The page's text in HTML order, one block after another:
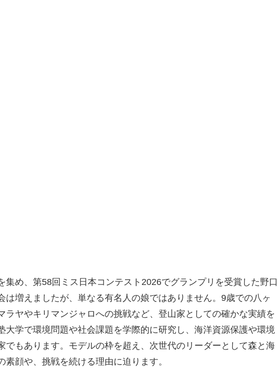
集め、第58回ミス日本コンテスト2026でグランプリを受賞した野口
は増えましたが、単なる有名人の娘ではありません。9歳での八ヶ
ラヤやキリマンジャロへの挑戦など、登山家としての確かな実績を
大学で環境問題や社会課題を学際的に研究し、海洋資源保護や環境
でもあります。モデルの枠を超え、次世代のリーダーとして森と海
顔や、挑戦を続ける理由に迫ります。